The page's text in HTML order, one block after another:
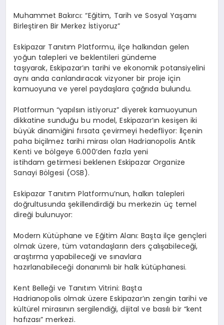
Muhammet Bakırcı: “Eğitim, Tarih ve Sosyal Yaşamı
Birleştiren Bir Merkez İstiyoruz”
Eskipazar Tanıtım Platformu, ilçe halkından gelen
yoğun talepleri ve beklentileri gündeme
taşıyarak,Eskipazar’ın tarihi ve ekonomik potansiyelini
aynı anda canlandıracak vizyoner bir proje için
kamuoyuna ve yerel paydaşlara çağrıda bulundu.
Platformun “yapılsın istiyoruz” diyerek kamuoyunun
dikkatine sunduğu bu model, Eskipazar’ın kesişen iki
büyük dinamiğini fırsata çevirmeyi hedefliyor: İlçenin
paha biçilmez tarihi mirası olan Hadrianopolis Antik
Kenti ve bölgeye 6.000’den fazla yeni
istihdam getirmesi beklenen Eskipazar Organize
Sanayi Bölgesi (OSB).
Eskipazar Tanıtım Platformu’nun, halkın talepleri
doğrultusunda şekillendirdiği bu merkezin üç temel
direği bulunuyor:
Modern Kütüphane ve Eğitim Alanı: Başta ilçe gençleri
olmak üzere, tüm vatandaşların ders çalışabileceği,
araştırma yapabileceği ve sınavlara
hazırlanabileceği donanımlı bir halk kütüphanesi.
Kent Belleği ve Tanıtım Vitrini: Başta
Hadrianopolis olmak üzere Eskipazar’ın zengin tarihi ve
kültürel mirasının sergilendiği, dijital ve basılı bir “kent
hafızası” merkezi.